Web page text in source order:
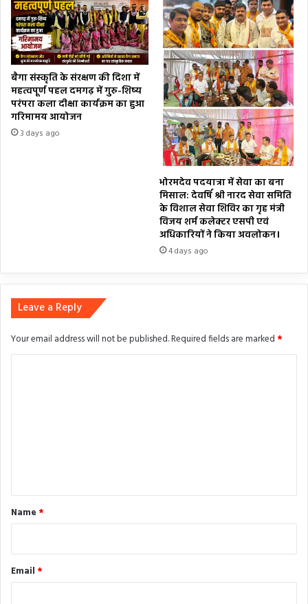
बैगा संस्कृति के संरक्षण की दिशा में
महत्वपूर्ण पहल दमगढ़ में गुरु-शिष्य
परंपरा कला दीक्षा कार्यक्रम का हुआ
गरिमामय आयोजन
3 days ago
भोरमदेव पदयात्रा में सेवा का बना
मिसाल: देवर्षि श्री नारद सेवा समिति
के विशाल सेवा शिविर का गृह मंत्री
विजय शर्म कलेक्टर एसपी एवं
अधिकारियों ने किया अवलोकन।
4 days ago
Leave a Reply
Your email address will not be published.Required fields are marked *
*
Name *
Email *